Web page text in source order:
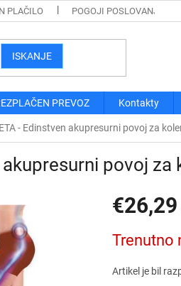
PLAČILO POGOJI POSLOVANJA
ISKANJE
PREVOZ Kontakty
- Edinstven akupresurni povoj za
akupresurni povoj za
€26,29
mere:
Trenutno
Artikel je bil